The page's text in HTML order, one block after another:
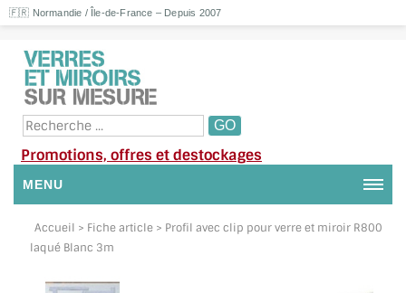
🇫🇷 Normandie / Île-de-France – Depuis 2007
Promotions, offres et destockages
MENU
NOUS CONTACTER
Accueil > Fiche article > Profil avec clip pour verre et miroir R800
laqué Blanc 3m